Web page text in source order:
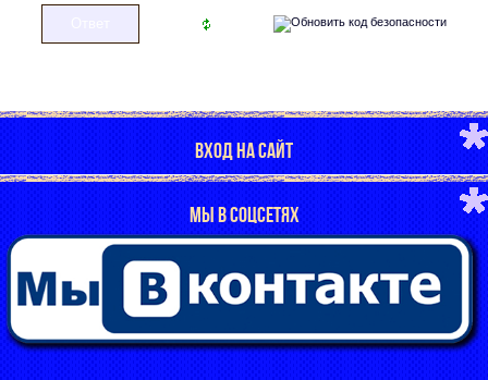
ВХОД НА САЙТ
МЫ В СОЦСЕТЯХ